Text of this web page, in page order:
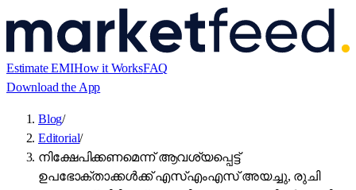
Estimate EMIHow it WorksFAQ
Download the App
Blog/
Editorial/
നിക്ഷേപിക്കണമെന്ന് ആവശ്യപ്പെട്ട്
ഉപഭോക്താക്കൾക്ക് എസ്എംഎസ് അയച്ചു, രുചി